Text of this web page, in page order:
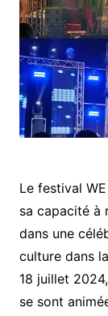
Le festival
sa capacité à
dans une
culture dans
18 juillet
se sont